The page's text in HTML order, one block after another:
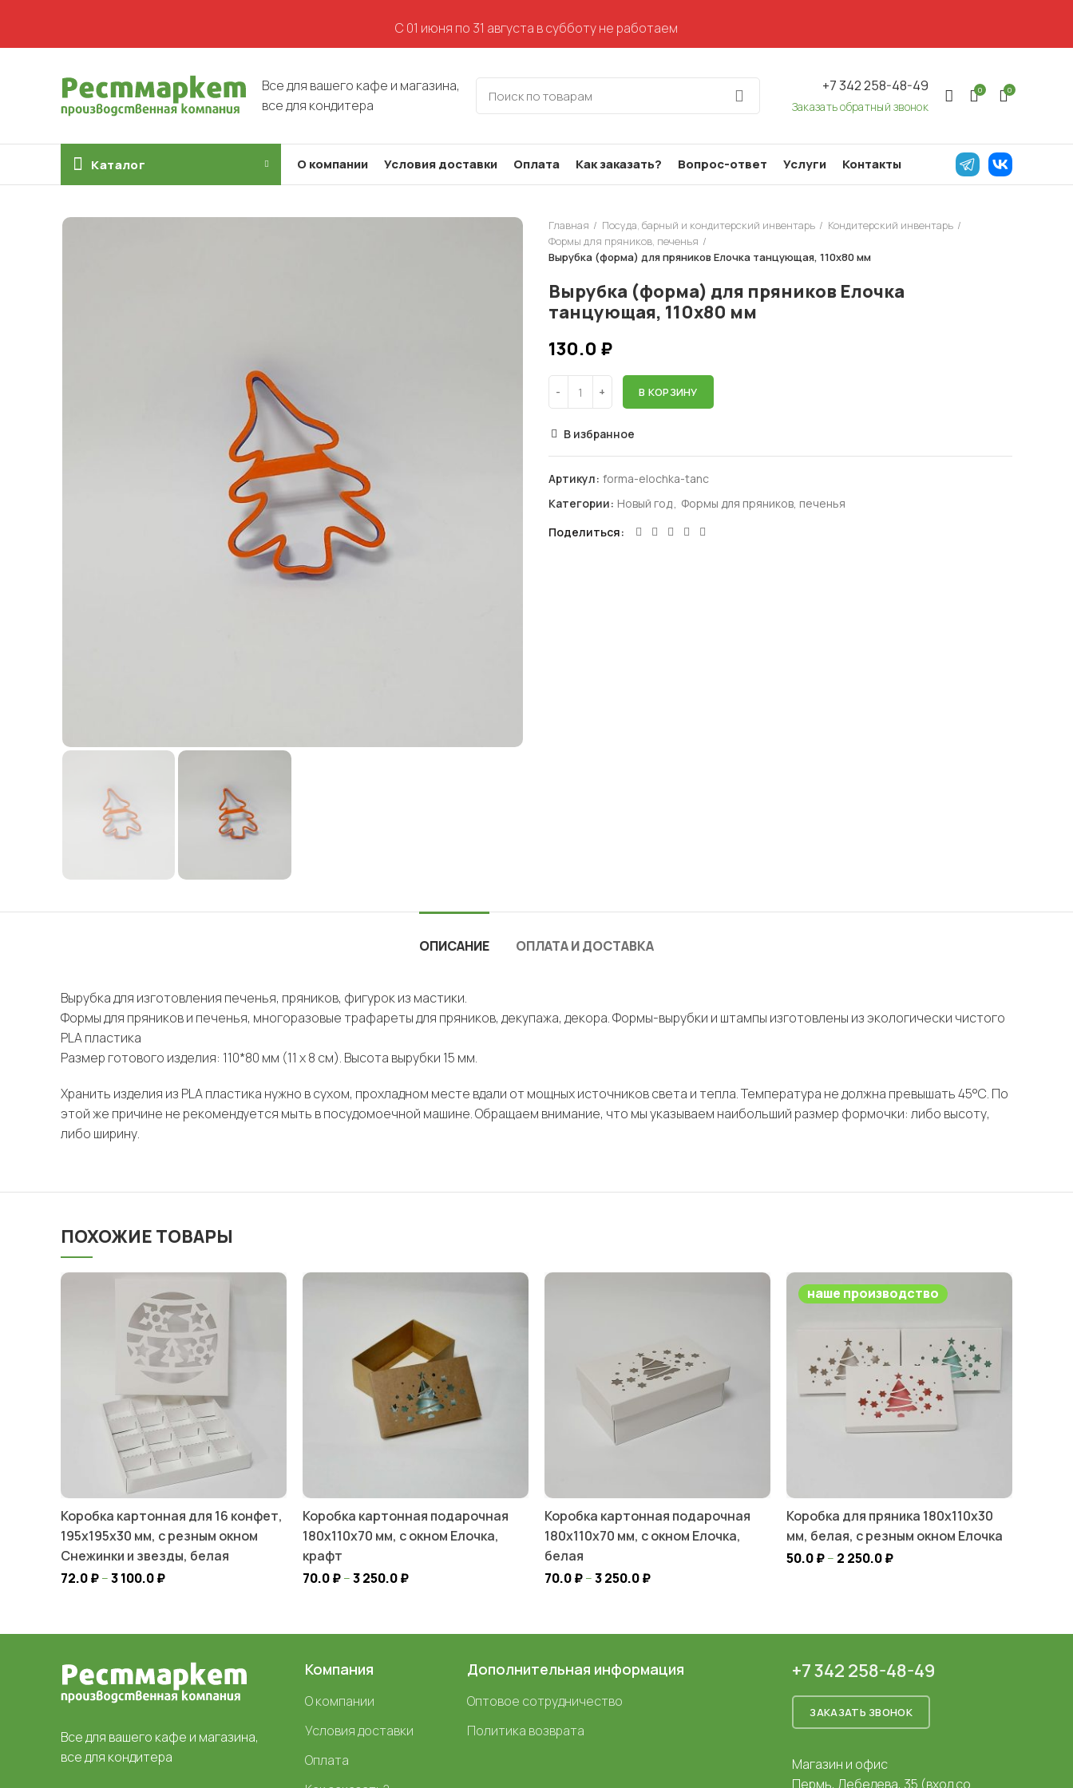
Все для вашего кафе и магазина,
все для кондитера
+7 342 258-48-49
Заказать обратный звонок
0 0
Каталог О компании Условия доставки Оплата Как заказать? Вопрос-ответ Услуги Контакты
Главная Посуда, барный и кондитерский инвентарь
Кондитерский инвентарь
Формы для пряников, печенья
Вырубка (форма) для пряников Елочка танцующая, 110х80 мм
Вырубка (форма) для пряников Елочка
танцующая, 110х80 мм
130.0 ₽
В КОРЗИНУ
В избранное
Артикул: forma-elochka-tanc
Категории: Новый год, Формы для пряников, печенья
Поделиться
ОПИСАНИЕ ОПЛАТА И ДОСТАВКА
Вырубка для изготовления печенья, пряников, фигурок из мастики.
Формы для пряников и печенья, многоразовые трафареты для пряников, декупажа, декора. Формы-вырубки и штампы изготовлены из экологически чистого
PLA пластика
Размер готового изделия: 110*80 мм (11 х 8 см). Высота вырубки 15 мм.
Хранить изделия из PLA пластика нужно в сухом, прохладном месте вдали от мощных источников света и тепла. Температура не должна превышать 45°С. По
этой же причине не рекомендуется мыть в посудомоечной машине. Обращаем внимание, что мы указываем наибольший размер формочки: либо высоту,
либо ширину.
ПОХОЖИЕ ТОВАРЫ
Коробка картонная для 16 конфет,
195х195х30 мм, с резным окном
Снежинки и звезды, белая
72.0₽–3 100.0₽
Коробка картонная подарочная
180х110х70 мм, с окном Елочка,
крафт
70.0₽–3 250.0₽
Коробка картонная подарочная
180х110х70 мм, с окном Елочка,
белая
70.0₽–3 250.0₽
наше производство
Коробка для пряника 180х110х30
мм, белая, с резным окном Елочка
50.0₽– 2 250.0₽
Все для вашего кафе и магазина,
все для кондитера
Компания
О компании
Условия доставки
Оплата
Дополнительная информация
Оптовое сотрудничество
Политика возврата
+7 342 258-48-49
ЗАКАЗАТЬ ЗВОНОК
Магазин и офис
Пермь, Лебедева, 35 (вход со
С 01 июня по 31 августа в субботу не работаем